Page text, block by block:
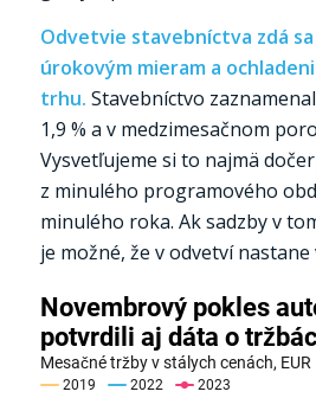
Odvetvie stavebníctva zdá
úrokovým mieram a
trhu. Stavebníctvo
1,9 % a v medzimesačnom
Vysvetľujeme si to najmä
z minulého programového
minulého roka. Ak sadzby v
je možné, že v odvetví nastane